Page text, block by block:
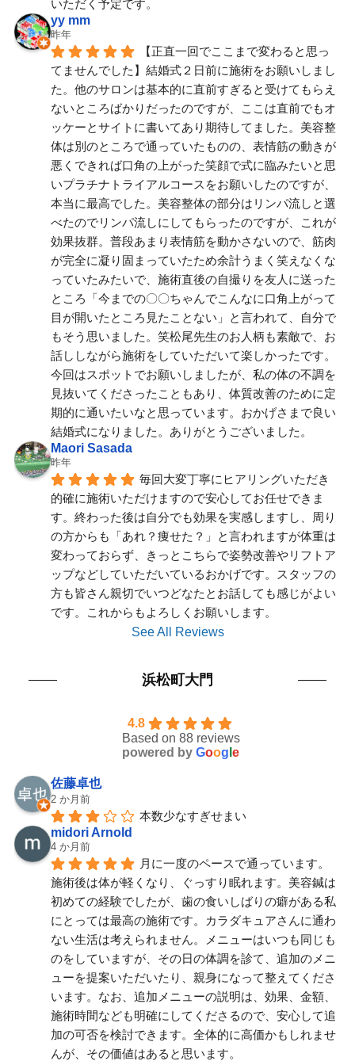
いただく予定です。
yy mm
昨年
【正直一回でここまで変わると思っ
てませんでした】結婚式２日前に施術をお願いしまし
た。他のサロンは基本的に直前すぎると受けてもらえ
ないところばかりだったのですが、ここは直前でもオ
ッケーとサイトに書いてあり期待してました。美容整
体は別のところで通っていたものの、表情筋の動きが
悪くできれば口角の上がった笑顔で式に臨みたいと思
いプラチナトライアルコースをお願いしたのですが、
本当に最高でした。美容整体の部分はリンパ流しと選
べたのでリンパ流しにしてもらったのですが、これが
効果抜群。普段あまり表情筋を動かさないので、筋肉
が完全に凝り固まっていたため余計うまく笑えなくな
っていたみたいで、施術直後の自撮りを友人に送った
ところ「今までの〇〇ちゃんでこんなに口角上がって
目が開いたところ見たことない」と言われて、自分で
もそう思いました。笑松尾先生のお人柄も素敵で、お
話ししながら施術をしていただいて楽しかったです。
今回はスポットでお願いしましたが、私の体の不調を
見抜いてくださったこともあり、体質改善のために定
期的に通いたいなと思っています。おかげさまで良い
結婚式になりました。ありがとうございました。
Maori Sasada
昨年
毎回大変丁寧にヒアリングいただき
的確に施術いただけますので安心してお任せできま
す。終わった後は自分でも効果を実感しますし、周り
の方からも「あれ？痩せた？」と言われますが体重は
変わっておらず、きっとこちらで姿勢改善やリフトア
ップなどしていただいているおかげです。スタッフの
方も皆さん親切でいつどなたとお話しても感じがよい
です。これからもよろしくお願いします。
See All Reviews
浜松町大門
4.8
Based on 88 reviews
powered by Goog e
佐藤卓也
2 か月前
本数少なすぎせまい
midori Arnold
4 か月前
月に一度のペースで通っています。
施術後は体が軽くなり、ぐっすり眠れます。美容鍼は
初めての経験でしたが、歯の食いしばりの癖がある私
にとっては最高の施術です。カラダキュアさんに通わ
ない生活は考えられません。メニューはいつも同じも
のをしていますが、その日の体調を診て、追加のメニ
ューを提案いただいたり、親身になって整えてくださ
います。なお、追加メニューの説明は、効果、金額、
施術時間なども明確にしてくださるので、安心して追
加の可否を検討できます。全体的に高価かもしれませ
んが、その価値はあると思います。